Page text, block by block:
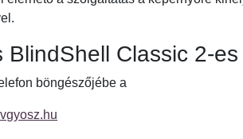
BlindShell Classic 2-
böngészőjébe a